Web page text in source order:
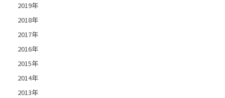
2019年
2018年
2017年
2016年
2015年
2014年
2013年